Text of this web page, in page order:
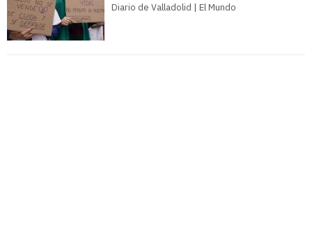
Diario de Valladolid | El Mundo